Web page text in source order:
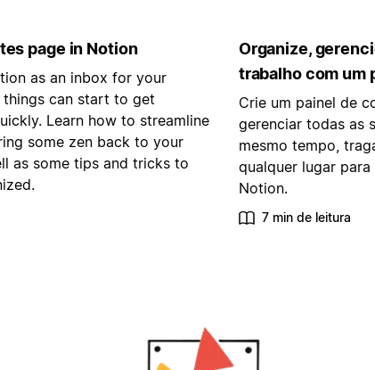
page in Notion
as an inbox for your
can start to get
Learn how to streamline
some zen back to your
as some tips and tricks to
Organize,
trabalho com um
Crie um painel de
gerenciar todas as
mesmo tempo,
qualquer lugar
Notion.
7 min de leitura